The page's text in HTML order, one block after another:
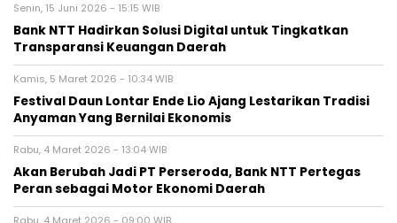
Senin, 15 Juni 2026 - 15:15 WIB
Bank NTT Hadirkan Solusi Digital untuk Tingkatkan
Transparansi Keuangan Daerah
Kamis, 5 Maret 2026 - 10:34 WIB
Festival Daun Lontar Ende Lio Ajang Lestarikan Tradisi
Anyaman Yang Bernilai Ekonomis
Rabu, 4 Maret 2026 - 13:04 WIB
Akan Berubah Jadi PT Perseroda, Bank NTT Pertegas
Peran sebagai Motor Ekonomi Daerah